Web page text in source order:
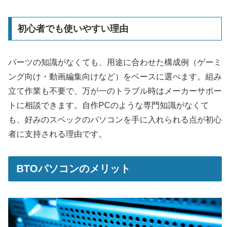
初心者でも使いやすい理由
パーツの知識がなくても、用途に合わせた構成例（ゲーミ
ング向け・動画編集向けなど）をベースに選べます。組み
立て作業も不要で、万が一のトラブル時はメーカーサポー
トに相談できます。自作PCのような専門知識がなくて
も、好みのスペックのパソコンを手に入れられる点が初心
者に支持される理由です。
BTOパソコンのメリット